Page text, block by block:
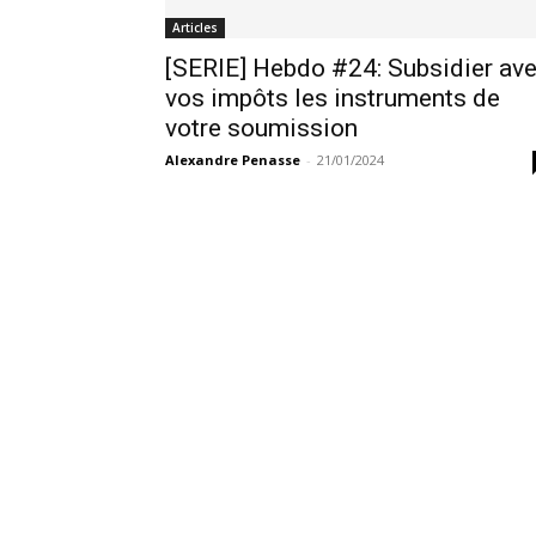
Articles
[SERIE] Hebdo #24: Subsidier
vos impôts les instruments de
votre soumission
Alexandre Penasse - 21/01/2024